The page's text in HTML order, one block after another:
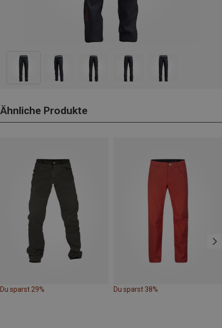
Ähnliche Produkte
Du sparst 29% Du sparst 38%